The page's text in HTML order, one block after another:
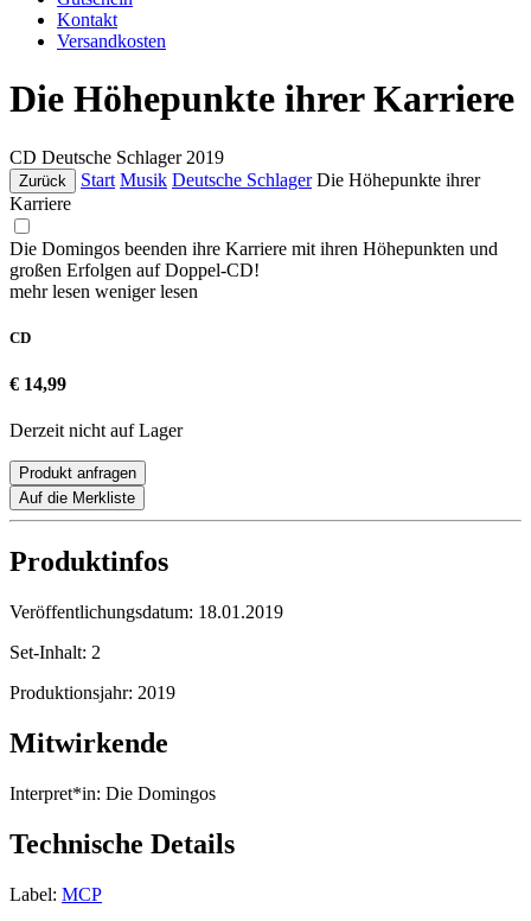
Kontakt
Versandkosten
Die Höhepunkte ihrer Karriere
CD Deutsche Schlager 2019
Zurück Start Musik Deutsche Schlager Die Höhepunkte ihrer
Karriere
Die Domingos beenden ihre Karriere mit ihren Höhepunkten und
großen Erfolgen auf Doppel-CD!
mehr lesen weniger lesen
CD
€ 14,99
Derzeit nicht auf Lager
Produkt anfragen
Auf die Merkliste
Produktinfos
Veröffentlichungsdatum: 18.01.2019
Set-Inhalt: 2
Produktionsjahr: 2019
Mitwirkende
Interpret*in: Die Domingos
Technische Details
Label: MCP